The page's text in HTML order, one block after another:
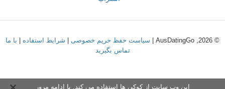
© 2026, AusDatingGo | سیاست حفظ حریم خصوصی شرایط استفاده
با ما
تماس بگیرید
این وب سایت از کوکی ها استفاده می کند. با ادامه مرور